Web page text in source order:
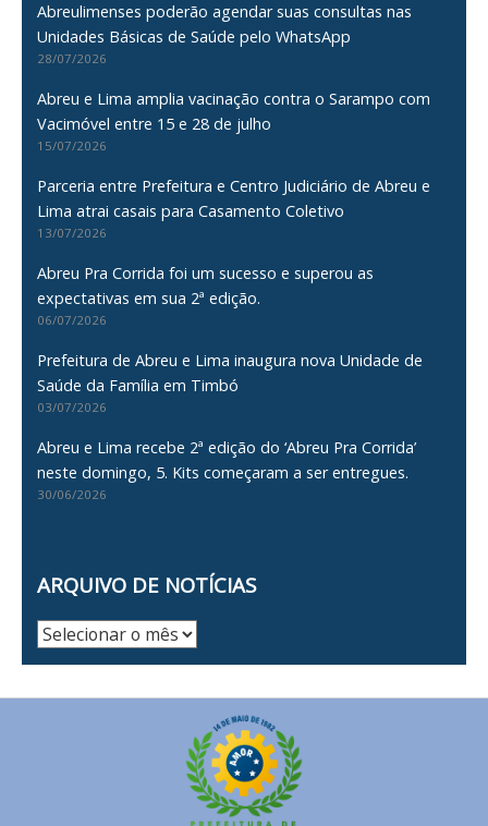
Abreulimenses poderão agendar suas consultas nas
Unidades Básicas de Saúde pelo WhatsApp
28/07/2026
Abreu e Lima amplia vacinação contra o Sarampo com
Vacimóvel entre 15 e 28 de julho
15/07/2026
Parceria entre Prefeitura e Centro Judiciário de Abreu e
Lima atrai casais para Casamento Coletivo
13/07/2026
Abreu Pra Corrida foi um sucesso e superou as
expectativas em sua 2ª edição.
06/07/2026
Prefeitura de Abreu e Lima inaugura nova Unidade de
Saúde da Família em Timbó
03/07/2026
Abreu e Lima recebe 2ª edição do ‘Abreu Pra Corrida’
neste domingo, 5. Kits começaram a ser entregues.
30/06/2026
ARQUIVO DE NOTÍCIAS
Arquivo